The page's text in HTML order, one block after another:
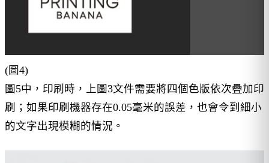
(圖4)
圖5中，印刷時，上圖3文件需要將四個色版依次疊加印
刷；如果印刷機器存在0.05毫米的誤差，也會令到細小
的文字出現模糊的情況。